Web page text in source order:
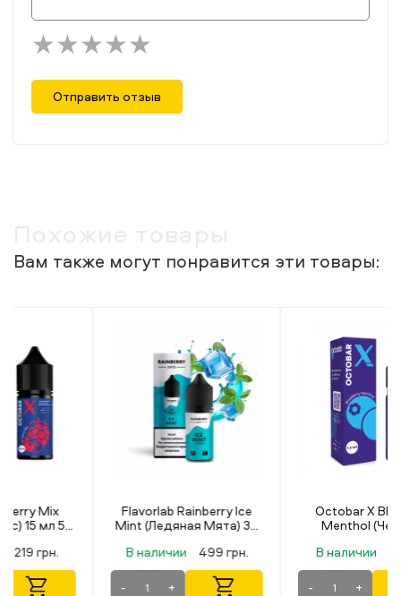
Отправить отзыв
Вам также могут понравится эти товары:
Flavorlab Rainberry Ice
Mint (Ледяная Мята) 30
В наличии 499 грн.
-
Octobar X Blueberry
Menthol (Черника
В наличии 219 грн.
-